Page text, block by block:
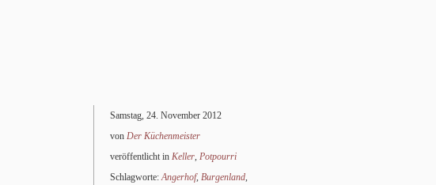
Samstag, 24. November 2012
von Der Küchenmeister
veröffentlicht in Keller, Potpourri
Schlagworte:Angerhof, Burgenland,